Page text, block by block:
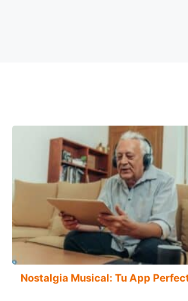
Nostalgia Musical: Tu App